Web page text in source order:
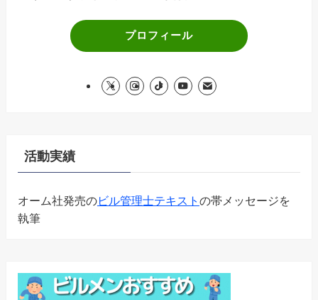
プロフィール
活動実績
オーム社発売のビル管理士テキスト の帯メッセージを
執筆